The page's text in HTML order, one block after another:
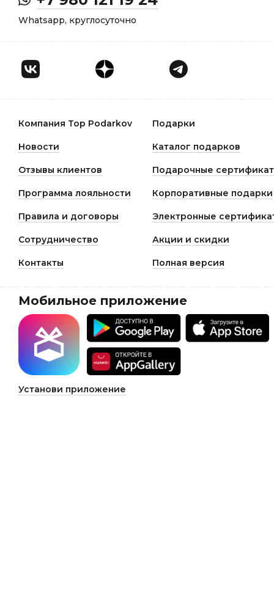
Whatsapp, круглосуточно
Компания Top Podarkov Подарки
Новости Каталог подарков
Отзывы клиентов Подарочные
Программа лояльности Корпоративные подарки
Правила и договоры Электронные
Сотрудничество Акции и скидки
Контакты Полная версия
Мобильное приложение
Установи приложение